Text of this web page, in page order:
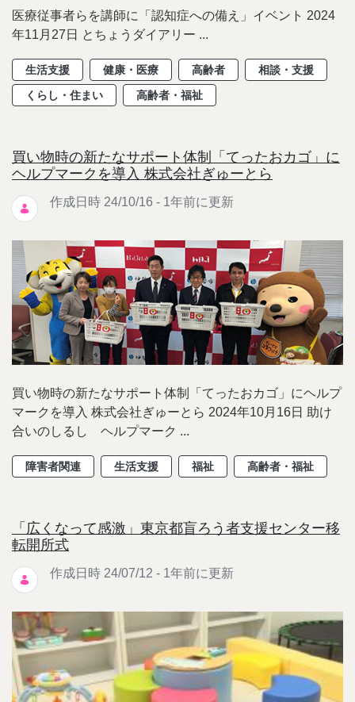
医療従事者らを講師に「認知症への備え」イベント 2024
年11月27日 とちょうダイアリー ...
生活支援 健康・医療 高齢者
相談・支援
くらし・住まい
高齢者・福祉
買い物時の新たなサポート体制「てったおカゴ」に
ヘルプマークを導入 株式会社ぎゅーとら
作成日時 24/10/16 - 1年前に更新
買い物時の新たなサポート体制「てったおカゴ」にヘルプ
マークを導入 株式会社ぎゅーとら 2024年10月16日 助け
合いのしるし ヘルプマーク ...
障害者関連 生活支援 福祉 高齢者・福祉
「広くなって感激」東京都盲ろう者支援センター移
転開所式
作成日時 24/07/12 - 1年前に更新